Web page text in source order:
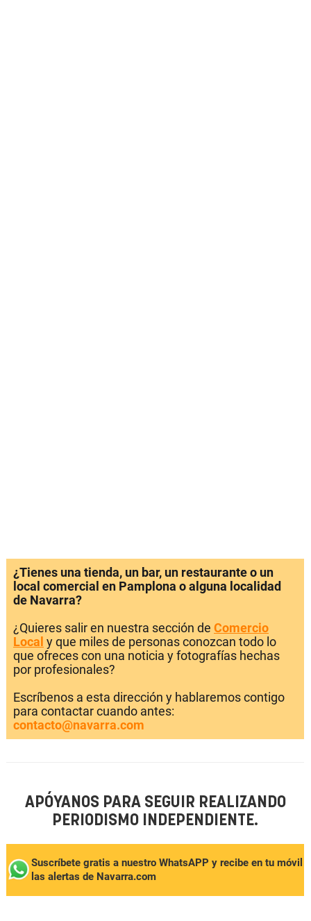
¿Tienes una tienda, un bar, un restaurante o un
local comercial en Pamplona o alguna localidad
de Navarra?
¿Quieres salir en nuestra sección de Comercio
Local y que miles de personas conozcan todo lo
que ofreces con una noticia y fotografías hechas
por profesionales?
Escríbenos a esta dirección y hablaremos contigo
para contactar cuando antes:
contacto@navarra.com
APÓYANOS PARA SEGUIR REALIZANDO
PERIODISMO INDEPENDIENTE.
Suscríbete gratis a nuestro WhatsAPP y recibe en tu móvil
las alertas de Navarra.com